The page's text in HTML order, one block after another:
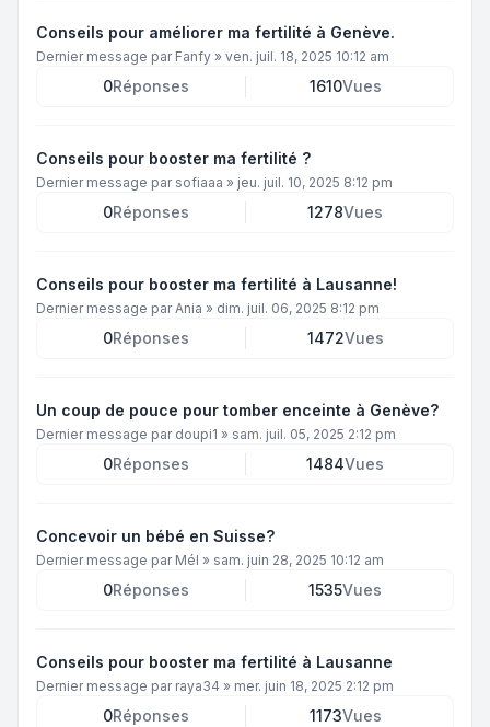
Conseils pour améliorer ma fertilité à Genève.
Dernier message par Fanfy » ven. juil. 18, 2025 10:12 am
0Réponses 1610Vues
Conseils pour booster ma fertilité ?
Dernier message par sofiaaa » jeu. juil. 10, 2025 8:12 pm
0Réponses 1278Vues
Conseils pour booster ma fertilité à Lausanne!
Dernier message parAnia » dim. juil. 06, 2025 8:12 pm
0Réponses 1472Vues
Un coup de pouce pour tomber enceinte à Genève?
Dernier message par doupi1 » sam. juil. 05, 2025 2:12 pm
0Réponses 1484Vues
Concevoir un bébé en Suisse?
Dernier message par Mél » sam. juin 28, 2025 10:12 am
0Réponses 1535Vues
Conseils pour booster ma fertilité à Lausanne
Dernier message par raya34 » mer. juin 18, 2025 2:12 pm
0Réponses 1173Vues